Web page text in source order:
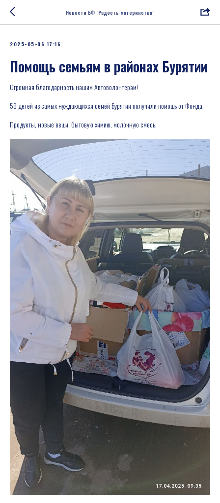
Новости БФ "Радость материнства"
2025-05-06 17:16
Помощь семьям в районах Бурятии
Огромная благодарность нашим Автоволонтерам!
59 детей из самых нуждающихся семей Бурятии получили помощь от Фонда.
Продукты, новые вещи, бытовую химию, молочную смесь.